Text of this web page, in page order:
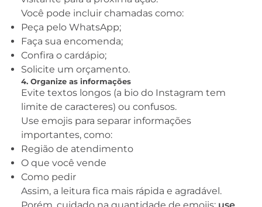
Você pode incluir chamadas como:
Peça pelo WhatsApp;
Faça sua encomenda;
Confira o cardápio;
Solicite um orçamento.
4. Organize as informações
Evite textos longos (a bio do Instagram tem
limite de caracteres) ou confusos.
Use emojis para separar informações
importantes, como:
Região de atendimento
O que você vende
Como pedir
Assim, a leitura fica mais rápida e agradável.